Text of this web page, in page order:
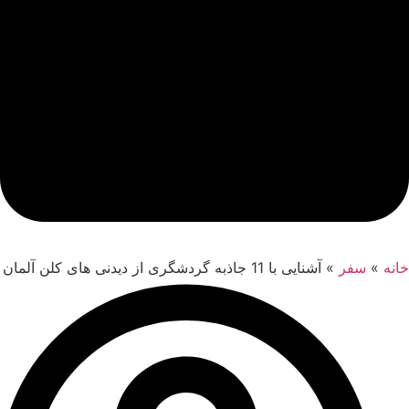
خانه » سفر » آشنایی با 11 جاذبه گردشگری از دیدنی های کلن آلمان